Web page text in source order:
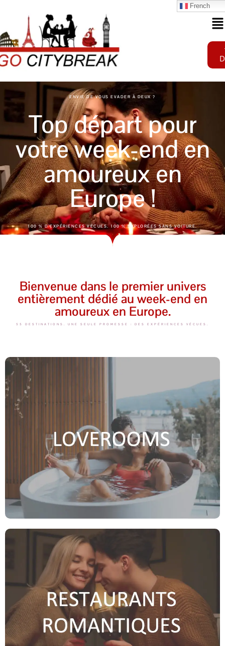
ENVIE DE VOUS EVADER À DEUX ?
Top départ pour
votre week-end en
amoureux en
Europe !
100 % D'EXPÉRIENCES VÉCUES. 100 % EXPLORÉES SANS VOITURE.
Bienvenue dans le premier univers
entièrement dédié au week-end en
amoureux en Europe.
55 DESTINATIONS. UNE SEULE PROMESSE : DES EXPÉRIENCES VÉCUES.
French